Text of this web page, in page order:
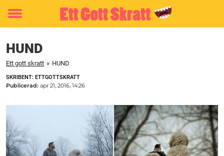
Toggle
HUND
Ett gott skratt » HUND
SKRIBENT: ETTGOTTSKRATT
Publicerad: apr 21, 2016, 14:26